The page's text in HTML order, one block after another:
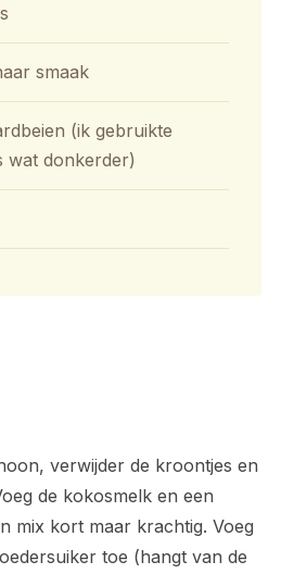
smaak
(ik gebruikte
wat donkerder)
verwijder de kroontjes en
de kokosmelk en een
mix kort maar krachtig. Voeg
toe (hangt van de